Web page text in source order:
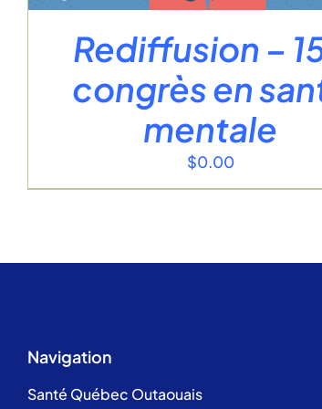
Rediffusion –
congrès en
mentale
$0.00
Navigation
Santé Québec Outaouais